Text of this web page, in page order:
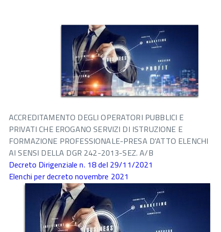
ACCREDITAMENTO DEGLI OPERATORI PUBBLICI E
PRIVATI CHE EROGANO SERVIZI DI ISTRUZIONE E
FORMAZIONE PROFESSIONALE-PRESA D'ATTO ELENCHI
AI SENSI DELLA DGR 242-2013-SEZ. A/B
Decreto Dirigenziale n. 18 del 29/11/2021
Elenchi per decreto novembre 2021